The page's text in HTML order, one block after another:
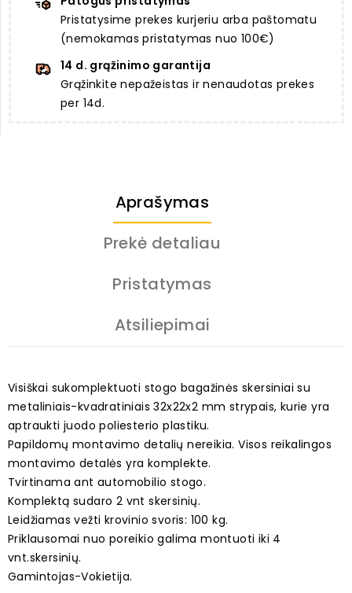
Pristatysime prekes kurjeriu arba paštomatu
(nemokamas pristatymas nuo 100€)
14 d. grąžinimo garantija
Grąžinkite nepažeistas ir nenaudotas prekes
per 14d.
Aprašymas
Prekė detaliau
Pristatymas
Atsiliepimai
Visiškai sukomplektuoti stogo bagažinės skersiniai su
metaliniais-kvadratiniais 32x22x2 mm strypais, kurie yra
aptraukti juodo poliesterio plastiku.
Papildomų montavimo detalių nereikia. Visos reikalingos
montavimo detalės yra komplekte.
Tvirtinama ant automobilio stogo.
Komplektą sudaro 2 vnt skersinių.
Leidžiamas vežti krovinio svoris: 100 kg.
Priklausomai nuo poreikio galima montuoti iki 4
vnt.skersinių.
Gamintojas-Vokietija.